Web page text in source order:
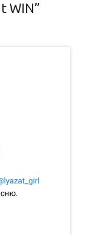
WIN”